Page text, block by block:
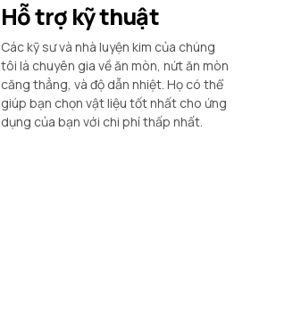
Hỗ trợ kỹ thuật
Các kỹ sư và nhà luyện kim của chúng
tôi là chuyên gia về ăn mòn, nứt ăn mòn
căng thẳng, và độ dẫn nhiệt. Họ có thể
giúp bạn chọn vật liệu tốt nhất cho ứng
dụng của bạn với chi phí thấp nhất.